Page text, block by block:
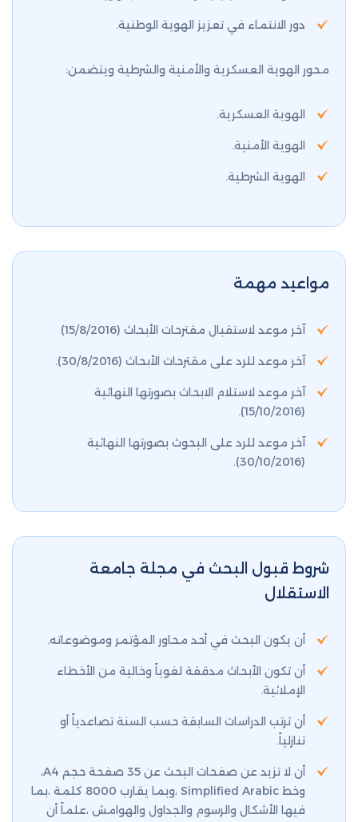
دور الانتماء في تعزيز الهوية الوطنية.
محور الهوية العسكرية والأمنية والشرطية ويتضمن:
الهوية العسكرية.
الهوية الأمنية.
الهوية الشرطية.
مواعيد مهمة
آخر موعد لاستقبال مقترحات الأبحاث (15/8/2016)
آخر موعد للرد على مقترحات الأبحاث (30/8/2016).
آخر موعد لاستلام الابحاث بصورتها النهائية
(15/10/2016).
آخر موعد للرد على البحوث بصورتها النهائية
(30/10/2016).
شروط قبول البحث في مجلة جامعة
الاستقلال
أن يكون البحث في أحد محاور المؤتمر وموضوعاته.
أن تكون الأبحاث مدققة لغوياً وخالية من الأخطاء
الإملائية.
أن ترتب الدراسات السابقة حسب السنة تصاعدياً أو
تنازلياً.
أن لا تزيد عن صفحات البحث عن 35 صفحة حجم A4،
وخط Simplified Arabic ،وبما يقارب 8000 كلمة ،بما
فيها الأشكال والرسوم والجداول والهوامش ،علماً أن